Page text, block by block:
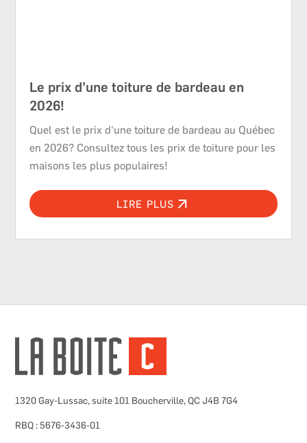
Le prix d’une toiture de bardeau en
2026!
Quel est le prix d'une toiture de bardeau au Québec
en 2026? Consultez tous les prix de toiture pour les
maisons les plus populaires!
LIRE PLUS
1320 Gay-Lussac, suite 101 Boucherville, QC J4B 7G4
RBQ : 5676-3436-01